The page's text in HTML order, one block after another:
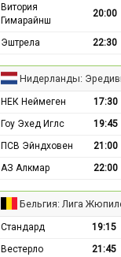
Витория
Гимарайнш
20:00
Эштрела 22:30
Нидерланды:
НЕК Неймеген 17:30
Гоу Эхед Иглс
19:45
ПСВ Эйндховен
21:00
АЗ Алкмар
22:00
Бельгия: Лига
Стандард 19:15
Вестерло
21:45